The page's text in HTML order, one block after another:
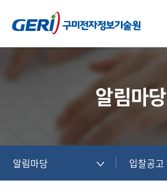
알림마당
알림마당 입찰공고